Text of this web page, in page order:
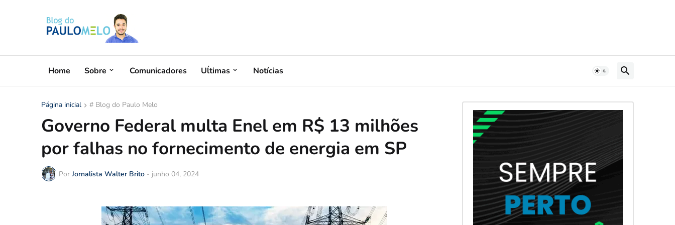
Home Sobre Comunicadores Uĺtimas Notícias
Página inicial # Blog do Paulo Melo
Governo Federal multa Enel em R$ 13 milhões
por falhas no fornecimento de energia em SP
Por Jornalista Walter Brito - junho 04, 2024